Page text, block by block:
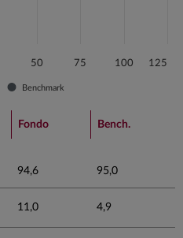
100
50 75 125
Benchmark
Fondo Bench.
94,6 95,0
11,0 4,9